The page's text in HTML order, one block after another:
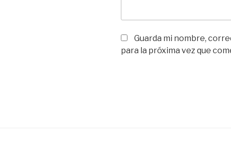
Guarda mi nombre,
para la próxima vez que